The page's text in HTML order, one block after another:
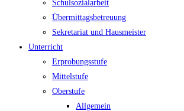
Schulsozialarbeit
Übermittagsbetreuung
Sekretariat und Hausmeister
Unterricht
Erprobungsstufe
Mittelstufe
Oberstufe
Allgemein